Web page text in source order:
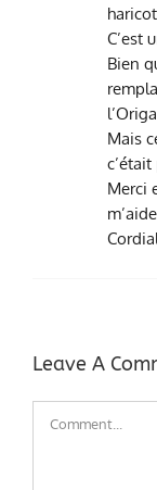
C’est
Bien
Mais
Merci
Leave A